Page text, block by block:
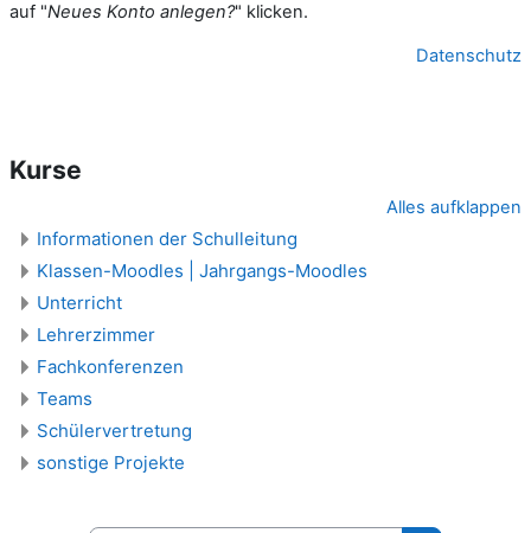
auf "Neues Konto anlegen?" klicken.
Datenschutz
Kurse
Alles aufklappen
Informationen der Schulleitung
Klassen-Moodles | Jahrgangs-Moodles
Unterricht
Lehrerzimmer
Fachkonferenzen
Teams
Schülervertretung
sonstige Projekte